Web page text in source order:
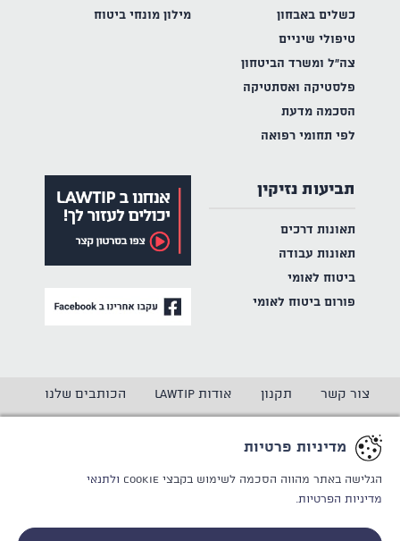
כשלים באבחון
טיפולי שיניים
צה"ל ומשרד הביטחון
פלסטיקה ואסתטיקה
הסכמה מדעת
לפי תחומי רפואה
מילון מונחי ביטוח
תביעות נזיקין
תאונות דרכים
תאונות עבודה
ביטוח לאומי
פורום ביטוח לאומי
צור קשר תקנון אודות LAWTIP הכותבים שלנו
מדיניות פרטיות
הגלישה באתר מהווה הסכמה לשימוש בקבצי Cookie
ולתנאי
מדיניות הפרטיות.